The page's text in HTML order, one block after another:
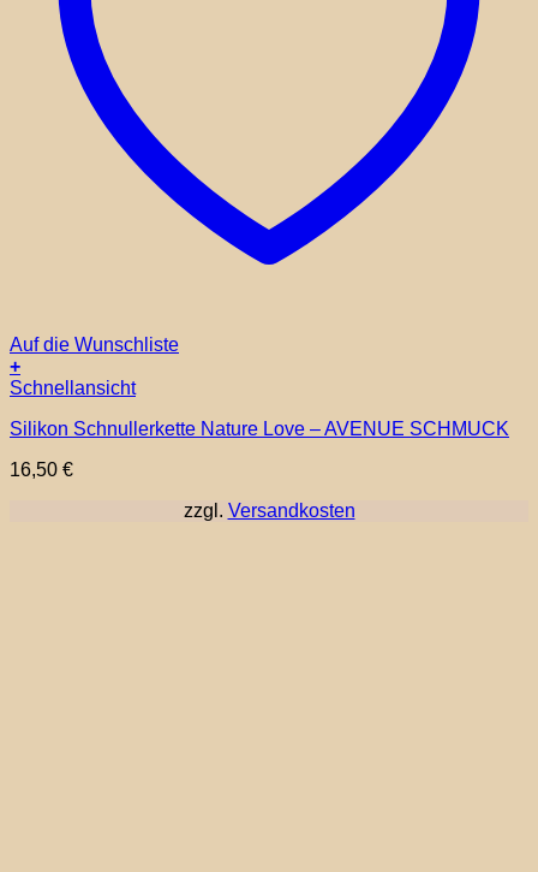
Auf die Wunschliste
+
Schnellansicht
Silikon Schnullerkette Nature Love – AVENUE SCHMUCK
16,50 €
zzgl. Versandkosten